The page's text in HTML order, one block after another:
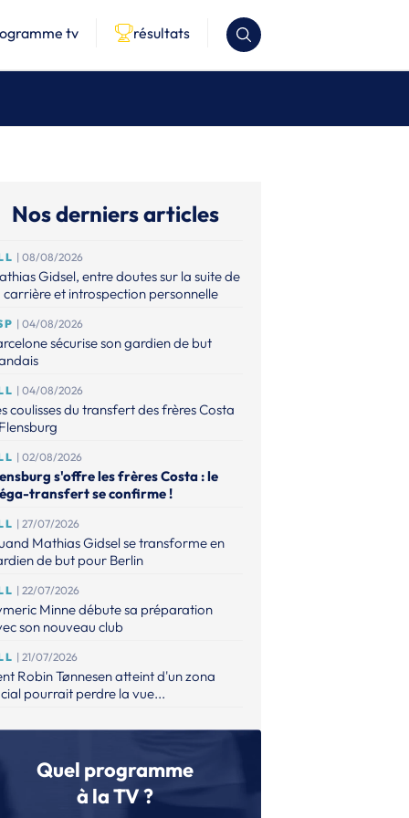
tv résultats
Nos derniers articles
| 08/08/2026
Gidsel, entre doutes sur la suite de
carrière et introspection personnelle
| 04/08/2026
sécurise son gardien de but
| 04/08/2026
coulisses du transfert des frères Costa
| 02/08/2026
s'offre les frères Costa : le
transfert se confirme !
| 27/07/2026
Mathias Gidsel se transforme en
de but pour Berlin
| 22/07/2026
Minne débute sa préparation
son nouveau club
| 21/07/2026
Robin Tønnesen atteint d'un zona
pourrait perdre la vue...
et rentre en Suède
| 17/07/2026
Gottfridsson et le Pick Szeged trouvent
Quel programme
à la TV ?